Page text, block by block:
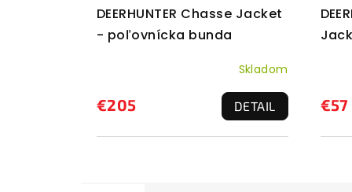
DEERHUNTER Chasse Jacket
- poľovnícka bunda
Skladom
€205 DETAIL €57